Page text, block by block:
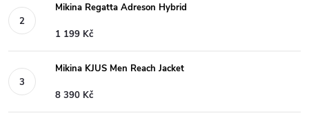
Mikina Regatta Adreson Hybrid
1 199 Kč
Mikina KJUS Men Reach Jacket
8 390 Kč